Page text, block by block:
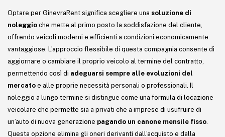
Optare per GinevraRent significa scegliere una soluzione di
noleggio che mette al primo posto la soddisfazione del cliente,
offrendo veicoli moderni e efficienti a condizioni economicamente
vantaggiose. L’approccio flessibile di questa compagnia consente di
aggiornare o cambiare il proprio veicolo al termine del contratto,
permettendo così di adeguarsi sempre alle evoluzioni del
mercato e alle proprie necessità personali o professionali. Il
noleggio a lungo termine si distingue come una formula di locazione
veicolare che permette sia a privati che a imprese di usufruire di
un’auto di nuova generazione pagando un canone mensile fisso.
Questa opzione elimina gli oneri derivanti dall’acquisto e dalla